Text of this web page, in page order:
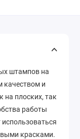
штампов на
качеством и
на плоских, так
работы
красками.